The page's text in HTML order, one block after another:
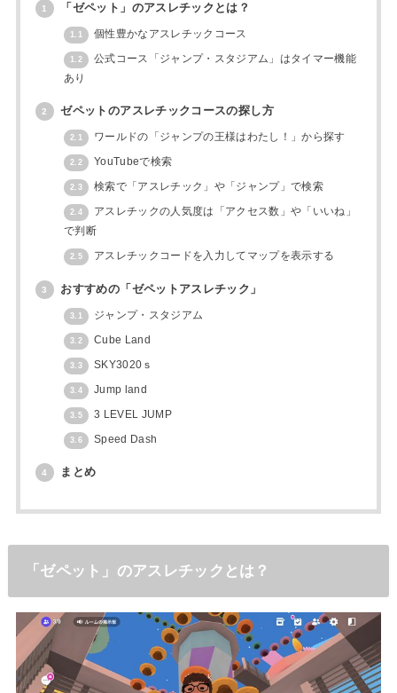
1 「ゼペット」のアスレチックとは？
1.1 個性豊かなアスレチックコース
1.2
公式コース「ジャンプ・スタジアム」はタイマー機能
あり
2 ゼペットのアスレチックコースの探し方
2.1 ワールドの「ジャンプの王様はわたし！」から探す
2.2 YouTubeで検索
2.3 検索で「アスレチック」や「ジャンプ」で検索
2.4
アスレチックの人気度は「アクセス数」や「いいね」
で判断
2.5 アスレチックコードを入力してマップを表示する
3 おすすめの「ゼペットアスレチック」
3.1 ジャンプ・スタジアム
3.2 Cube Land
3.3 SKY3020ｓ
3.4 Jump land
3.5 3 LEVEL JUMP
3.6 Speed Dash
4 まとめ
「ゼペット」のアスレチックとは？